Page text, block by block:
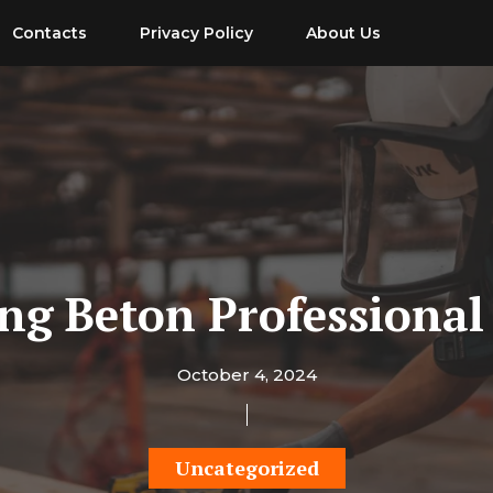
Contacts Privacy Policy About Us
Beton
October 4, 2024
Uncategorized